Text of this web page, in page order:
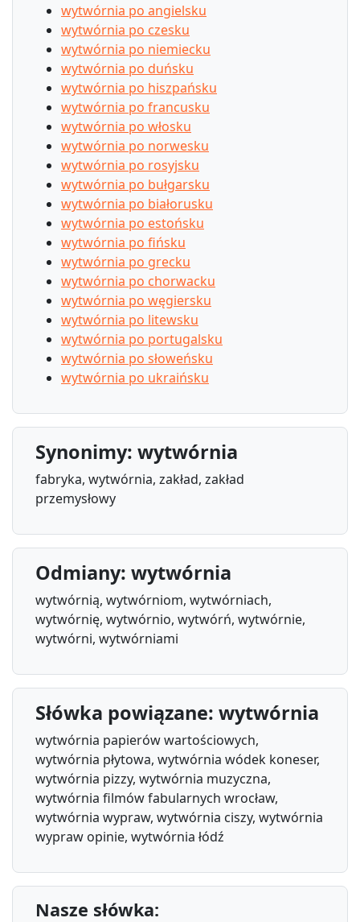
wytwórnia po angielsku
wytwórnia po czesku
wytwórnia po niemiecku
wytwórnia po duńsku
wytwórnia po hiszpańsku
wytwórnia po francusku
wytwórnia po włosku
wytwórnia po norwesku
wytwórnia po rosyjsku
wytwórnia po bułgarsku
wytwórnia po białorusku
wytwórnia po estońsku
wytwórnia po fińsku
wytwórnia po grecku
wytwórnia po chorwacku
wytwórnia po węgiersku
wytwórnia po litewsku
wytwórnia po portugalsku
wytwórnia po słoweńsku
wytwórnia po ukraińsku
Synonimy: wytwórnia
fabryka, wytwórnia, zakład, zakład
przemysłowy
Odmiany: wytwórnia
wytwórnią, wytwórniom, wytwórniach,
wytwórnię, wytwórnio, wytwórń, wytwórnie,
wytwórni, wytwórniami
Słówka powiązane: wytwórnia
wytwórnia papierów wartościowych,
wytwórnia płytowa, wytwórnia wódek koneser,
wytwórnia pizzy, wytwórnia muzyczna,
wytwórnia filmów fabularnych wrocław,
wytwórnia wypraw, wytwórnia ciszy, wytwórnia
wypraw opinie, wytwórnia łódź
Nasze słówka: